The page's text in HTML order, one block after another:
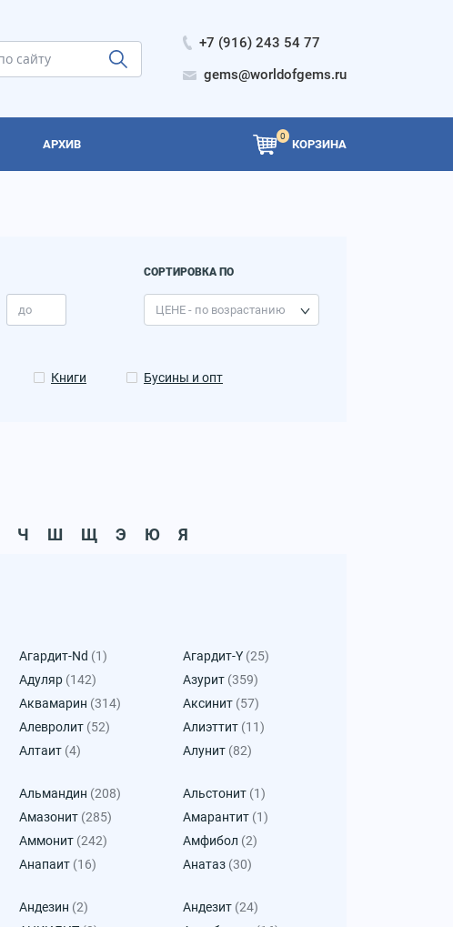
+7 (916) 243 54 77
gems@worldofgems.ru
АРХИВ
0
КОРЗИНА
СОРТИРОВКА ПО
Книги Бусины и опт
Ч Ш Щ Э Ю Я
Агардит-Nd (1) Агардит-Y (25)
Адуляр (142) Азурит (359)
Аквамарин (314) Аксинит (57)
Алевролит (52) Алиэттит (11)
Алтаит (4) Алунит (82)
Альмандин (208) Альстонит (1)
Амазонит (285) Амарантит (1)
Аммонит (242) Амфибол (2)
Анапаит (16) Анатаз (30)
Андезин (2) Андезит (24)